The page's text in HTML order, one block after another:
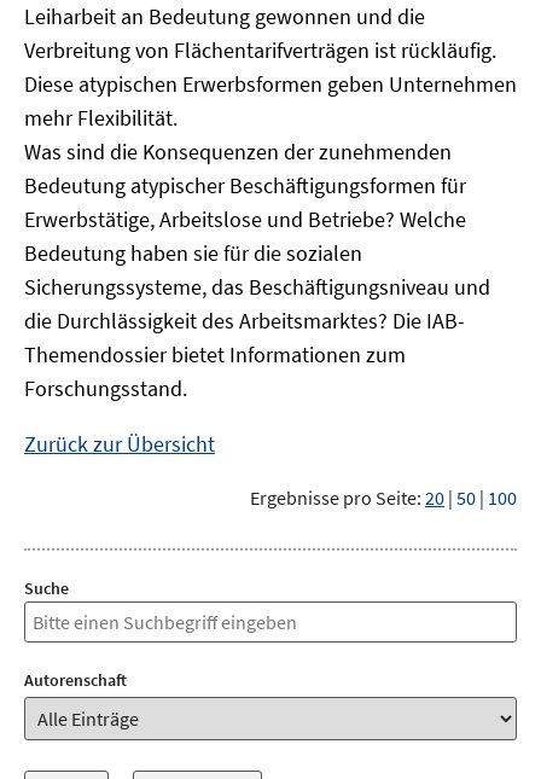
Leiharbeit an Bedeutung gewonnen und die
Verbreitung von Flächentarifverträgen ist rückläufig.
Diese atypischen Erwerbsformen geben Unternehmen
mehr Flexibilität.
Was sind die Konsequenzen der zunehmenden
Bedeutung atypischer Beschäftigungsformen für
Erwerbstätige, Arbeitslose und Betriebe? Welche
Bedeutung haben sie für die sozialen
Sicherungssysteme, das Beschäftigungsniveau und
die Durchlässigkeit des Arbeitsmarktes? Die IAB-
Themendossier bietet Informationen zum
Forschungsstand.
Zurück zur Übersicht
Ergebnisse pro Seite: 20 | 50 | 100
Suche
Autorenschaft